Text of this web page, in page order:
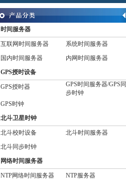
时间服务器
互联网时间服务器
系统时间服务器
国内时间服务器
内网时间服务器
GPS授时设备
GPS授时器
GPS时间服务器/GPS同
步时钟
GPS时钟
北斗卫星时钟
北斗校时设备
北斗时间服务器
北斗同步时钟
网络时间服务器
NTP网络时间服务器
NTP服务器